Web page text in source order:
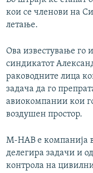
кои се членови на
летање.
Ова известување го
синдикатот
раководните лица
задача да го
авиокомпании кои
воздушен простор.
М-НАВ е компанија
делегира задачи и
контрола на